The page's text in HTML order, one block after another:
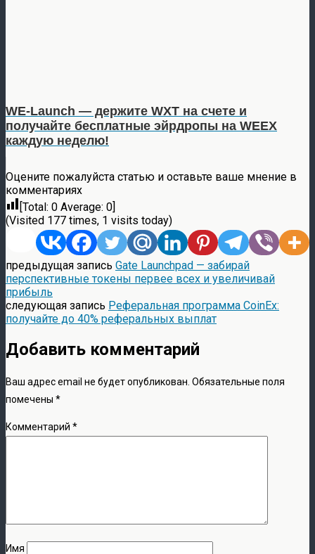
WE-Launch — держите WXT на счете и
получайте бесплатные эйрдропы на WEEX
каждую неделю!
Оцените пожалуйста статью и оставьте ваше мнение в
комментариях
[Total: 0 Average: 0]
(Visited 177 times, 1 visits today)
предыдущая запись Gate Launchpad — забирай
перспективные токены первее всех и увеличивай
прибыль
следующая запись Реферальная программа CoinEx:
получайте до 40% реферальных выплат
Добавить комментарий
Ваш адрес email не будет опубликован. Обязательные поля
помечены *
Комментарий *
Имя